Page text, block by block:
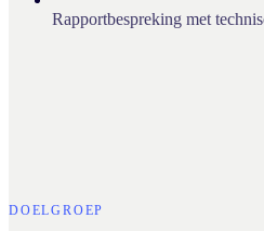
Rapportbespreking met
DOELGROEP